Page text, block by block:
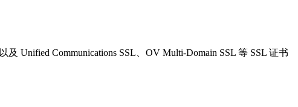
Unified Communications SSL、OV Multi-Domain SSL 等 SSL 证书